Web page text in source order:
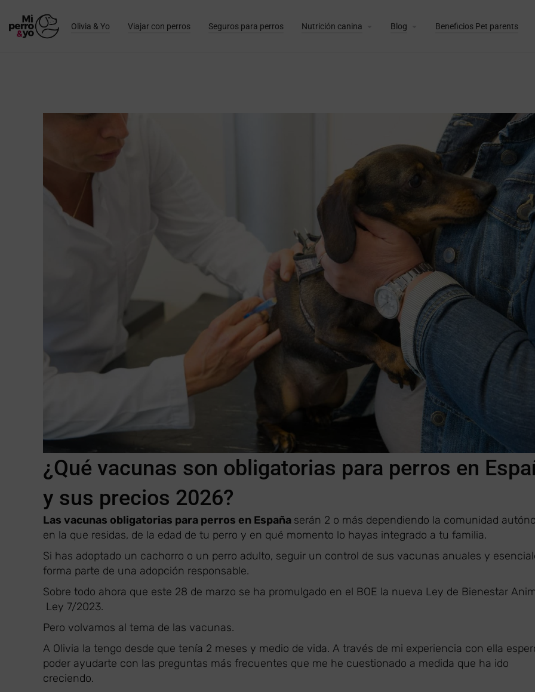
Olivia & Yo Viajar con perros Seguros para perros Nutrición canina Blog Beneficios Pet parents
¿Qué vacunas son obligatorias para perros en
y sus precios 2026?
Las vacunas obligatorias para perros en España serán 2 o más dependiendo la comunidad
en la que residas, de la edad de tu perro y en qué momento lo hayas integrado a tu familia.
Si has adoptado un cachorro o un perro adulto, seguir un control de sus vacunas anuales y
forma parte de una adopción responsable.
Sobre todo ahora que este 28 de marzo se ha promulgado en el BOE la nueva Ley de Bienestar
Ley 7/2023.
Pero volvamos al tema de las vacunas.
A Olivia la tengo desde que tenía 2 meses y medio de vida. A través de mi experiencia con ella
poder ayudarte con las preguntas más frecuentes que me he cuestionado a medida que ha ido
creciendo.